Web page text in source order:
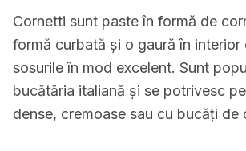
Cornetti sunt paste în formă de
formă curbată și o gaură în interior
sosurile în mod excelent. Sunt
bucătăria italiană și se potrivesc
dense, cremoase sau cu bucăți de